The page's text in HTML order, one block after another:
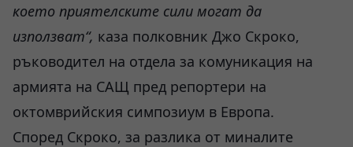
което приятелските сили могат да
използват“, каза полковник Джо Скроко,
ръководител на отдела за комуникация на
армията на САЩ пред репортери на
октомврийския симпозиум в Европа.
Според Скроко, за разлика от миналите